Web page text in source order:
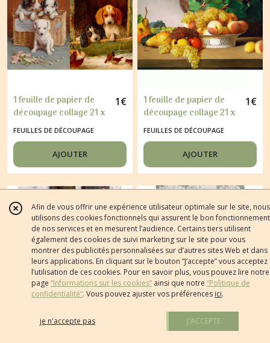
1 feuille de papier de
découpage collage 21 x
29,7 cm CHIEN CHIOT
OISEAU 122
1€
FEUILLES DE DÉCOUPAGE
AJOUTER
1 feuille de papier de
découpage collage 21 x
29,7 cm NATURE MORTE
241
1€
FEUILLES DE DÉCOUPAGE
AJOUTER
1 feuille de papier de
1 feuille de papier de
découpage collage 21 x
Afin de vous offrir une expérience utilisateur optimale sur le site, nous
utilisons des cookies fonctionnels qui assurent le bon fonctionnement
de nos services et en mesurent l’audience. Certains tiers utilisent
également des cookies de suivi marketing sur le site pour vous
montrer des publicités personnalisées sur d’autres sites Web et dans
leurs applications. En cliquant sur le bouton “J’accepte” vous acceptez
l’utilisation de ces cookies. Pour en savoir plus, vous pouvez lire notre
page “Informations sur les cookies” ainsi que notre “Politique de
confidentialité“. Vous pouvez ajuster vos préférences ici.
je n'accepte pas J'ACCEPTE